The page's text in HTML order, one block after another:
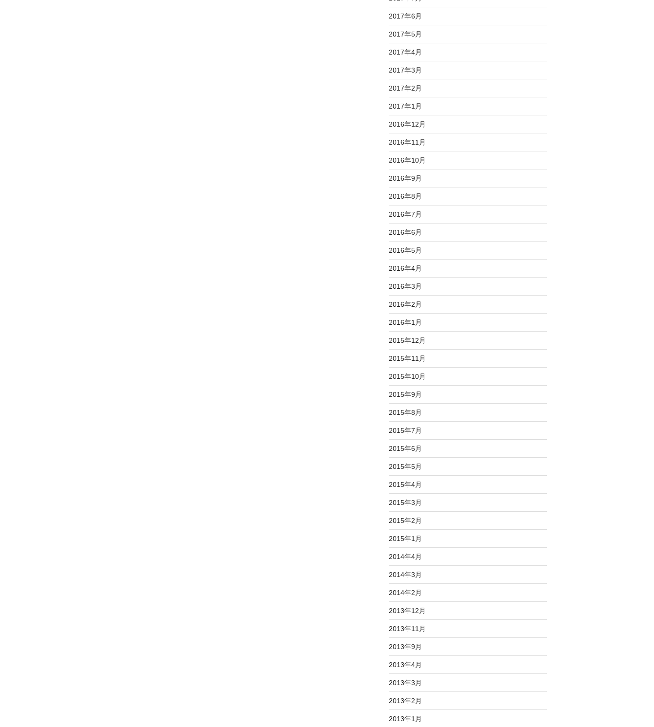
2017年6月
2017年5月
2017年4月
2017年3月
2017年2月
2017年1月
2016年12月
2016年11月
2016年10月
2016年9月
2016年8月
2016年7月
2016年6月
2016年5月
2016年4月
2016年3月
2016年2月
2016年1月
2015年12月
2015年11月
2015年10月
2015年9月
2015年8月
2015年7月
2015年6月
2015年5月
2015年4月
2015年3月
2015年2月
2015年1月
2014年4月
2014年3月
2014年2月
2013年12月
2013年11月
2013年9月
2013年4月
2013年3月
2013年2月
2013年1月